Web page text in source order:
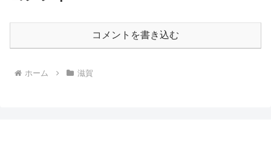
コメントを書き込む
ホーム 滋賀